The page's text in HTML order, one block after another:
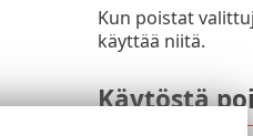
Kun poistat
käyttää niitä.
Käytöstä